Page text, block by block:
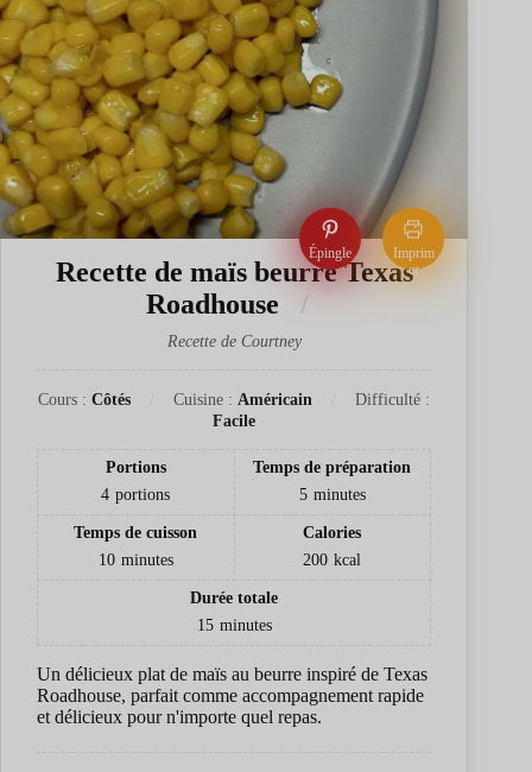
Épingle
Imprim
er
Recette de maïs beurré Texas
Roadhouse
Recette de Courtney
Cours :Côtés Cuisine : Américain
Difficulté :
Facile
Portions
4 portions
Temps de préparation
5 minutes
Temps de cuisson
10 minutes
Calories
200 kcal
Durée totale
15 minutes
Un délicieux plat de maïs au beurre inspiré de Texas
Roadhouse, parfait comme accompagnement rapide
et délicieux pour n'importe quel repas.